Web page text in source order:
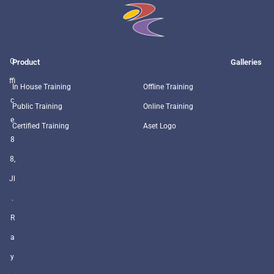
O
ffi
c
e
8
8,
Jl
.
R
a
y
Product
In House Training
Public Training
Certified Training
Galleries
Offline Training
Online Training
Aset Logo